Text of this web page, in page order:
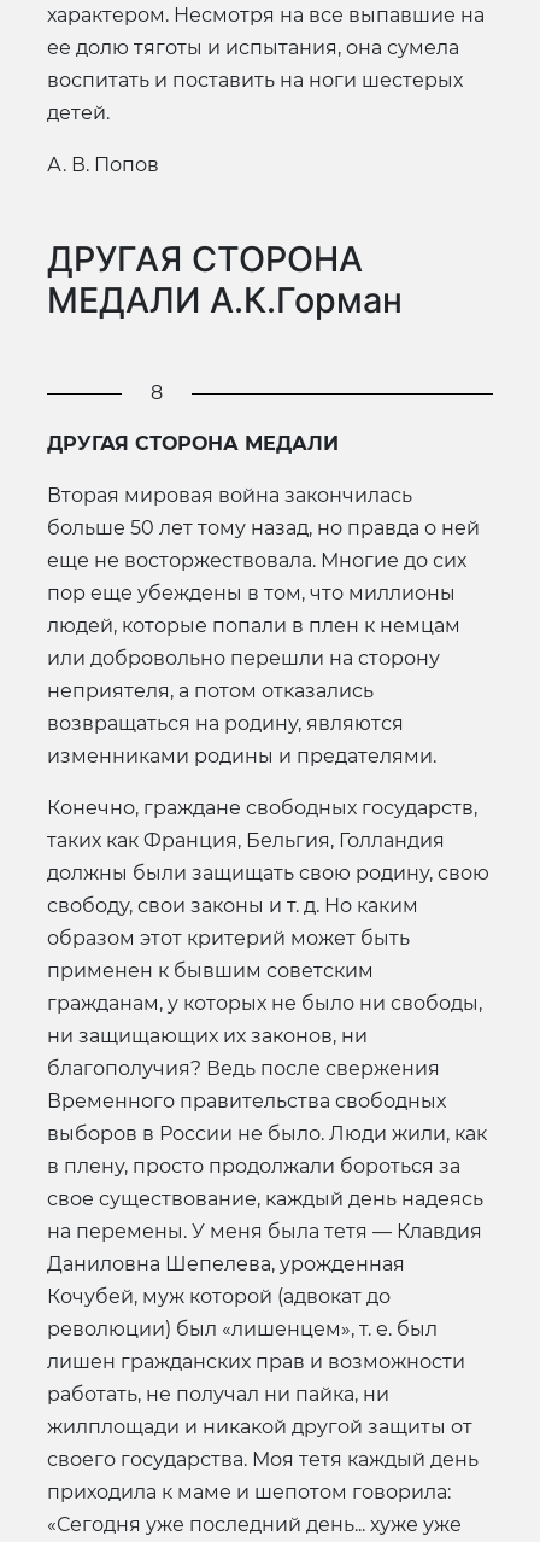
характером. Несмотря на все выпавшие на
ее долю тяготы и испытания, она сумела
воспитать и поставить на ноги шестерых
детей.
А. В. Попов
ДРУГАЯ СТОРОНА
МЕДАЛИ А.К.Горман
8
ДРУГАЯ СТОРОНА МЕДАЛИ
Вторая мировая война закончилась
больше 50 лет тому назад, но правда о ней
еще не восторжествовала. Многие до сих
пор еще убеждены в том, что миллионы
людей, которые попали в плен к немцам
или добровольно перешли на сторону
неприятеля, а потом отказались
возвращаться на родину, являются
изменниками родины и предателями.
Конечно, граждане свободных государств,
таких как Франция, Бельгия, Голландия
должны были защищать свою родину, свою
свободу, свои законы и т. д. Но каким
образом этот критерий может быть
применен к бывшим советским
гражданам, у которых не было ни свободы,
ни защищающих их законов, ни
благополучия? Ведь после свержения
Временного правительства свободных
выборов в России не было. Люди жили, как
в плену, просто продолжали бороться за
свое существование, каждый день надеясь
на перемены. У меня была тетя — Клавдия
Даниловна Шепелева, урожденная
Кочубей, муж которой (адвокат до
революции) был «лишенцем», т. е. был
лишен гражданских прав и возможности
работать, не получал ни пайка, ни
жилплощади и никакой другой защиты от
своего государства. Моя тетя каждый день
приходила к маме и шепотом говорила:
«Сегодня уже последний день... хуже уже